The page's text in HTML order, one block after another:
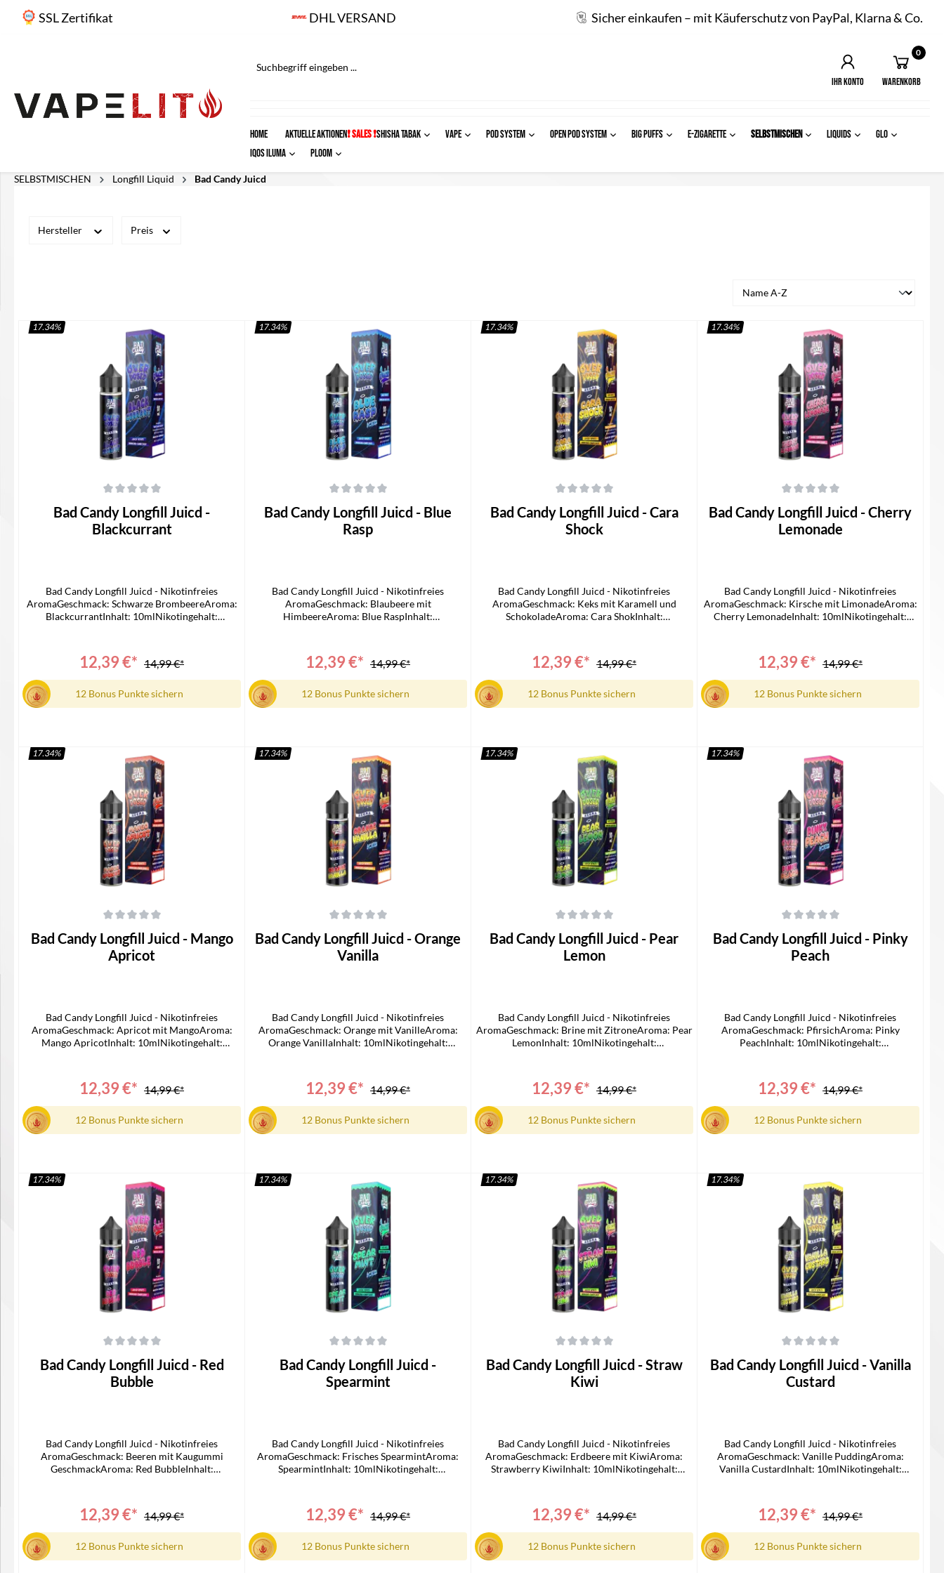
Zur Hauptnavigation springen
SSL Zertifikat DHL VERSAND Sicher einkaufen – mit Käuferschutz von PayPal, Klarna & Co.
Ihr Konto
0
Warenkorb
Home AKTUELLE AKTIONEN❗ SALES ❗SHISHA TABAK VAPE POD SYSTEM OPEN POD SYSTEM BIG PUFFS E-ZIGARETTE SELBSTMISCHEN LIQUIDS
Glo
IQOS ILUMA
Ploom
SELBSTMISCHEN Longfill Liquid Bad Candy Juicd
Hersteller Preis
17.34%
Bad Candy Longfill Juicd -
Blackcurrant
Bad Candy Longfill Juicd - Nikotinfreies
AromaGeschmack: Schwarze BrombeereAroma:
BlackcurrantInhalt: 10mlNikotingehalt:
12,39 €* 14,99 €*
12 Bonus Punkte sichern
In den Warenkorb
17.34%
Bad Candy Longfill Juicd - Blue
Rasp
Bad Candy Longfill Juicd - Nikotinfreies
AromaGeschmack: Blaubeere mit
HimbeereAroma: Blue RaspInhalt:
12,39 €* 14,99 €*
12 Bonus Punkte sichern
In den Warenkorb
17.34%
Bad Candy Longfill Juicd - Cara
Shock
Bad Candy Longfill Juicd - Nikotinfreies
AromaGeschmack: Keks mit Karamell und
SchokoladeAroma: Cara ShokInhalt:
12,39 €* 14,99 €*
12 Bonus Punkte sichern
In den Warenkorb
17.34%
Bad Candy Longfill Juicd - Cherry
Lemonade
Bad Candy Longfill Juicd - Nikotinfreies
AromaGeschmack: Kirsche mit LimonadeAroma:
Cherry LemonadeInhalt: 10mlNikotingehalt:
12,39 €* 14,99 €*
12 Bonus Punkte sichern
In den Warenkorb
17.34%
Bad Candy Longfill Juicd - Mango
Apricot
Bad Candy Longfill Juicd - Nikotinfreies
AromaGeschmack: Apricot mit MangoAroma:
Mango ApricotInhalt: 10mlNikotingehalt:
12,39 €* 14,99 €*
12 Bonus Punkte sichern
In den Warenkorb
17.34%
Bad Candy Longfill Juicd - Orange
Vanilla
Bad Candy Longfill Juicd - Nikotinfreies
AromaGeschmack: Orange mit VanilleAroma:
Orange VanillaInhalt: 10mlNikotingehalt:
12,39 €* 14,99 €*
12 Bonus Punkte sichern
In den Warenkorb
17.34%
Bad Candy Longfill Juicd - Pear
Lemon
Bad Candy Longfill Juicd - Nikotinfreies
AromaGeschmack: Brine mit ZitroneAroma: Pear
LemonInhalt: 10mlNikotingehalt:
12,39 €* 14,99 €*
12 Bonus Punkte sichern
In den Warenkorb
17.34%
Bad Candy Longfill Juicd - Pinky
Peach
Bad Candy Longfill Juicd - Nikotinfreies
AromaGeschmack: PfirsichAroma: Pinky
PeachInhalt: 10mlNikotingehalt:
12,39 €* 14,99 €*
12 Bonus Punkte sichern
In den Warenkorb
17.34%
Bad Candy Longfill Juicd - Red
Bubble
Bad Candy Longfill Juicd - Nikotinfreies
AromaGeschmack: Beeren mit Kaugummi
GeschmackAroma: Red BubbleInhalt:
12,39 €* 14,99 €*
12 Bonus Punkte sichern
17.34%
Bad Candy Longfill Juicd -
Spearmint
Bad Candy Longfill Juicd - Nikotinfreies
AromaGeschmack: Frisches SpearmintAroma:
SpearmintInhalt: 10mlNikotingehalt:
12,39 €* 14,99 €*
12 Bonus Punkte sichern
17.34%
Bad Candy Longfill Juicd - Straw
Kiwi
Bad Candy Longfill Juicd - Nikotinfreies
AromaGeschmack: Erdbeere mit KiwiAroma:
Strawberry KiwiInhalt: 10mlNikotingehalt:
12,39 €* 14,99 €*
12 Bonus Punkte sichern
17.34%
Bad Candy Longfill Juicd - Vanilla
Custard
Bad Candy Longfill Juicd - Nikotinfreies
AromaGeschmack: Vanille PuddingAroma:
Vanilla CustardInhalt: 10mlNikotingehalt:
12,39 €* 14,99 €*
12 Bonus Punkte sichern